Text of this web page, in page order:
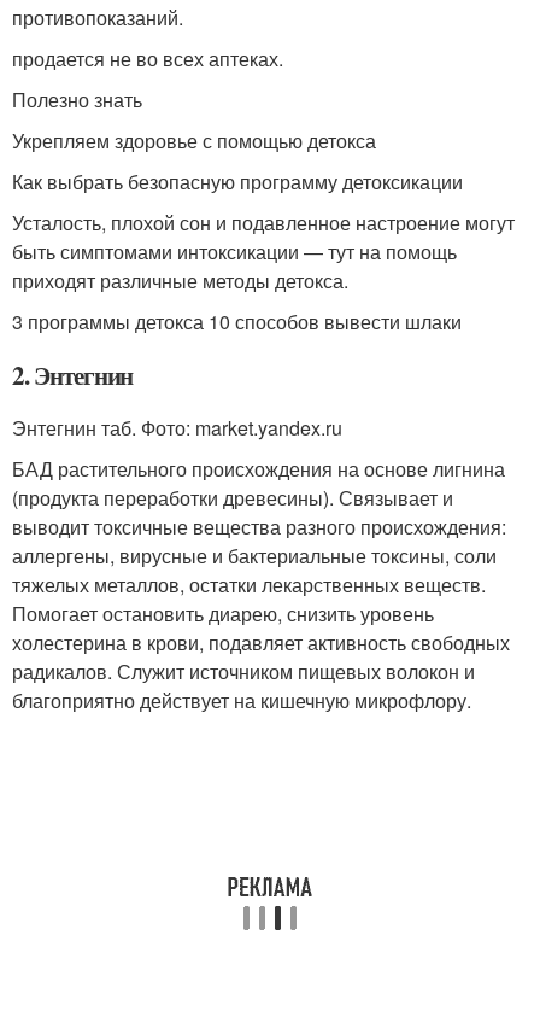
противопоказаний.
продается не во всех аптеках.
Полезно знать
Укрепляем здоровье с помощью детокса
Как выбрать безопасную программу детоксикации
Усталость, плохой сон и подавленное настроение могут
быть симптомами интоксикации — тут на помощь
приходят различные методы детокса.
3 программы детокса 10 способов вывести шлаки
2. Энтегнин
Энтегнин таб. Фото: market.yandex.ru
БАД растительного происхождения на основе лигнина
(продукта переработки древесины). Связывает и
выводит токсичные вещества разного происхождения:
аллергены, вирусные и бактериальные токсины, соли
тяжелых металлов, остатки лекарственных веществ.
Помогает остановить диарею, снизить уровень
холестерина в крови, подавляет активность свободных
радикалов. Служит источником пищевых волокон и
благоприятно действует на кишечную микрофлору.